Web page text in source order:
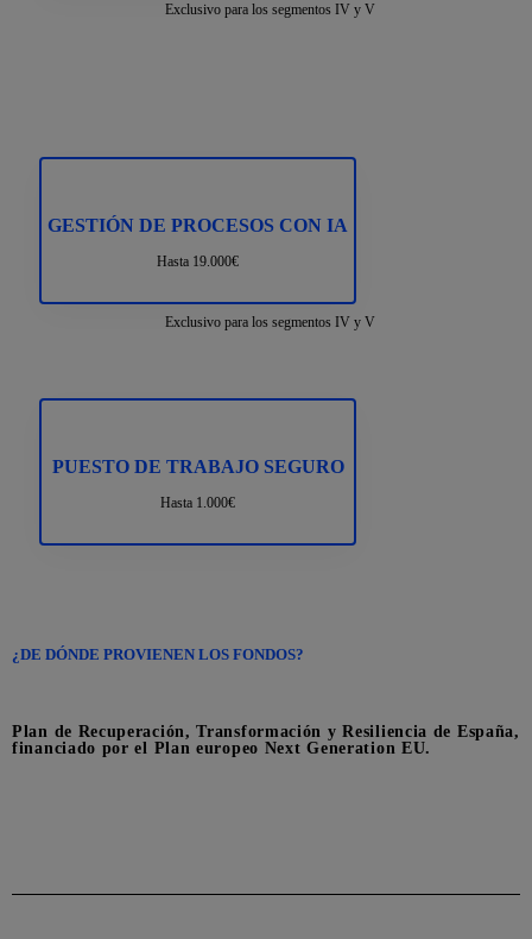
Exclusivo para los segmentos IV y V
GESTIÓN DE PROCESOS CON IA
Hasta 19.000€
Exclusivo para los segmentos IV y V
PUESTO DE TRABAJO SEGURO
Hasta 1.000€
¿DE DÓNDE PROVIENEN LOS FONDOS?
Plan de Recuperación, Transformación y Resiliencia de España,
financiado por el Plan europeo Next Generation EU.